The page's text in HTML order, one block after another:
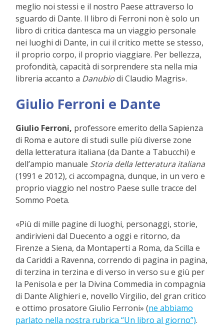
meglio noi stessi e il nostro Paese attraverso lo
sguardo di Dante. Il libro di Ferroni non è solo un
libro di critica dantesca ma un viaggio personale
nei luoghi di Dante, in cui il critico mette se stesso,
il proprio corpo, il proprio viaggiare. Per bellezza,
profondità, capacità di sorprendere sta nella mia
libreria accanto a Danubiodi Claudio Magris».
Giulio Ferroni e Dante
Giulio Ferroni, professore emerito della Sapienza
di Roma e autore di studi sulle più diverse zone
della letteratura italiana (da Dante a Tabucchi) e
dell’ampio manuale Storia della letteratura italiana
(1991 e 2012), ci accompagna, dunque, in un vero e
proprio viaggio nel nostro Paese sulle tracce del
Sommo Poeta.
«Più di mille pagine di luoghi, personaggi, storie,
andirivieni dal Duecento a oggi e ritorno, da
Firenze a Siena, da Montaperti a Roma, da Scilla e
da Cariddi a Ravenna, correndo di pagina in pagina,
di terzina in terzina e di verso in verso su e giù per
la Penisola e per la Divina Commedia in compagnia
di Dante Alighieri e, novello Virgilio, del gran critico
e ottimo prosatore Giulio Ferroni» (ne abbiamo
parlato nella nostra rubrica “Un libro al giorno”).